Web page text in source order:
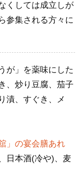
くしては成立しが
参集される方々に
が」を薬味にした
、炒り豆腐、茄子
漬、すぐき、メ
」の宴会膳あれ
日本酒(冷や)、麦